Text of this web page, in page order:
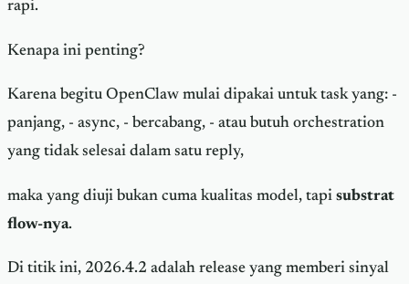
rapi.
Kenapa ini penting?
Karena begitu OpenClaw mulai dipakai untuk task yang: -
panjang, - async, - bercabang, - atau butuh orchestration
yang tidak selesai dalam satu reply,
maka yang diuji bukan cuma kualitas model, tapi substrat
flow-nya.
Di titik ini, 2026.4.2 adalah release yang memberi sinyal